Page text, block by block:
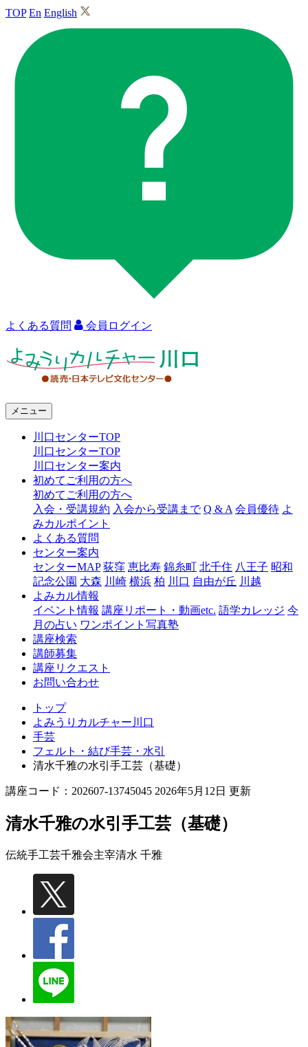
TOP En English
よくある質問 会員ログイン
ャ
口
メニュー
川口センターTOP
川口センターTOP
川口センター案内
初めてご利用の方へ
初めてご利用の方へ
入会・受講規約 入会から受講まで Q & A 会員優待 よ
みカルポイント
よくある質問
センター案内
センターMAP 荻窪 恵比寿 錦糸町 北千住 八王子 昭和
記念公園 大森 川崎 横浜 柏 川口 自由が丘 川越
よみカル情報
イベント情報 講座リポート・動画etc. 語学カレッジ 今
月の占い ワンポイント写真塾
講座検索
講師募集
講座リクエスト
お問い合わせ
トップ
よみうりカルチャー川口
手芸
フェルト・結び手芸・水引
清水千雅の水引手工芸（基礎）
講座コード：202607-13745045 2026年5月12日 更新
清水千雅の水引手工芸（基礎）
伝統手工芸千雅会主宰清水 千雅